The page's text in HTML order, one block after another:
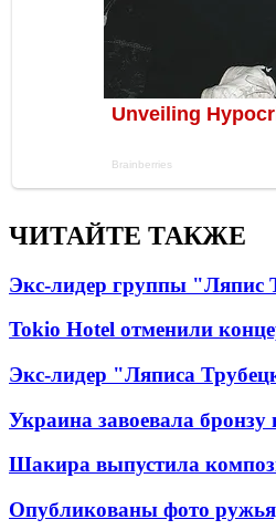
ЧИТАЙТЕ ТАКЖЕ
Экс-лидер группы "Ляпис
Tokio Hotel отменили
Экс-лидер "Ляписа
Украина завоевала
Шакира выпустила
Опубликованы фото